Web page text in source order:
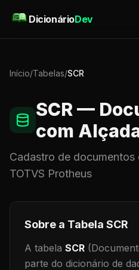
DicionárioDev
Início/Tabelas/SCR
SCR —
com
Cadastro de documentos
TOTVS Protheus
Sobre a Tabela SCR
A tabela SCR
parte do dicionário de